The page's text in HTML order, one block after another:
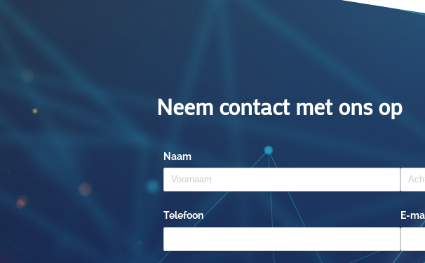
Neem contact met ons op
Naam
Telefoon E-